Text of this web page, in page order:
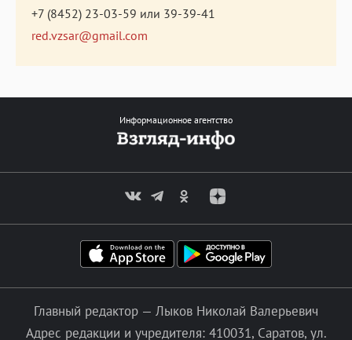
+7 (8452) 23-03-59 или 39-39-41
red.vzsar@gmail.com
Информационное агентство
Главный редактор — Лыков Николай Валерьевич
Адрес редакции и учредителя: 410031, Саратов, ул.